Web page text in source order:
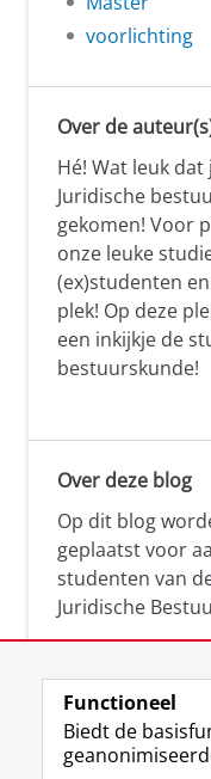
voorlichting
Over de
Hé! Wat leuk
Juridische
gekomen! Voor
onze leuke
(ex)studenten
plek! Op deze
een inkijkje de
bestuurskunde!
Over deze blog
Op dit blog
geplaatst voor
studenten van
Juridische
Functioneel
Biedt de